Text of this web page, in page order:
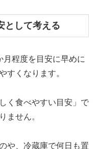
として考える
程度を目安に早めに
すくなります。
く食べやすい目安」で
ません。
や、冷蔵庫で何日も置